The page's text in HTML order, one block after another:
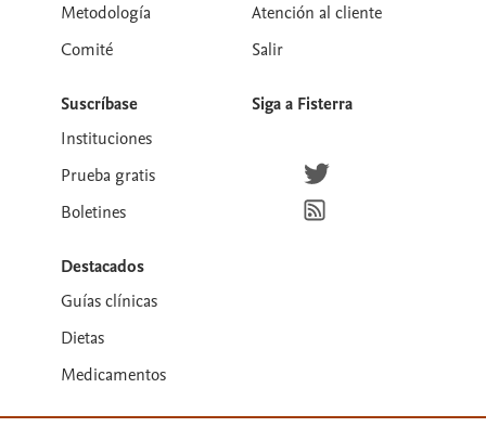
Metodología
Comité
Suscríbase
Instituciones
Prueba gratis
Boletines
Destacados
Guías clínicas
Dietas
Medicamentos
Atención al cliente
Salir
Siga a Fisterra
Síguenos en Twitter
Suscríbete para recibir